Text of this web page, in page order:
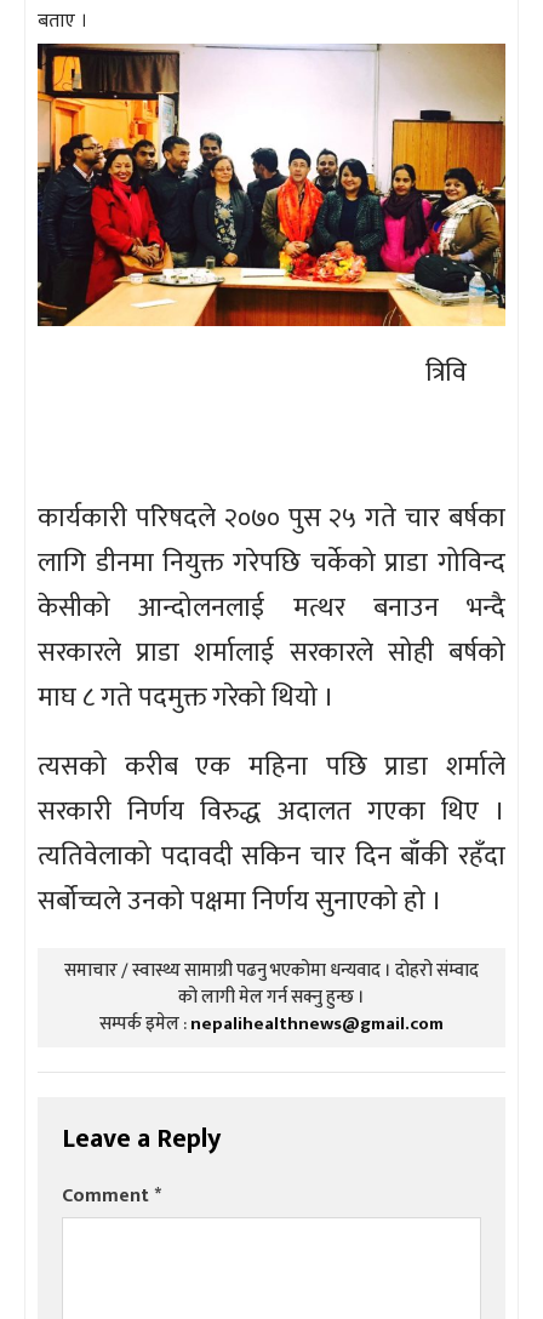
बताए ।
त्रिवि
कार्यकारी परिषदले २०७० पुस २५ गते चार बर्षका
लागि डीनमा नियुक्त गरेपछि चर्केको प्राडा गोविन्द
केसीको आन्दोलनलाई मत्थर बनाउन भन्दै
सरकारले प्राडा शर्मालाई सरकारले सोही बर्षको
माघ ८ गते पदमुक्त गरेको थियो ।
त्यसको करीब एक महिना पछि प्राडा शर्माले
सरकारी निर्णय विरुद्ध अदालत गएका थिए ।
त्यतिवेलाको पदावदी सकिन चार दिन बाँकी रहँदा
सर्बोच्चले उनको पक्षमा निर्णय सुनाएको हो ।
समाचार / स्वास्थ्य सामाग्री पढनु भएकोमा धन्यवाद । दोहरो संम्वाद
को लागी मेल गर्न सक्नु हुन्छ ।
सम्पर्क इमेल :nepalihealthnews@gmail.com
Leave a Reply
Comment*